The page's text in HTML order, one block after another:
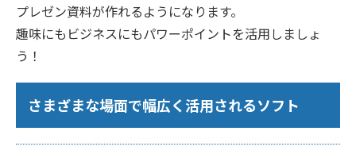
プレゼン資料が作れるようになります。
趣味にもビジネスにもパワーポイントを活用しましょ
う！
さまざまな場面で幅広く活用されるソフト